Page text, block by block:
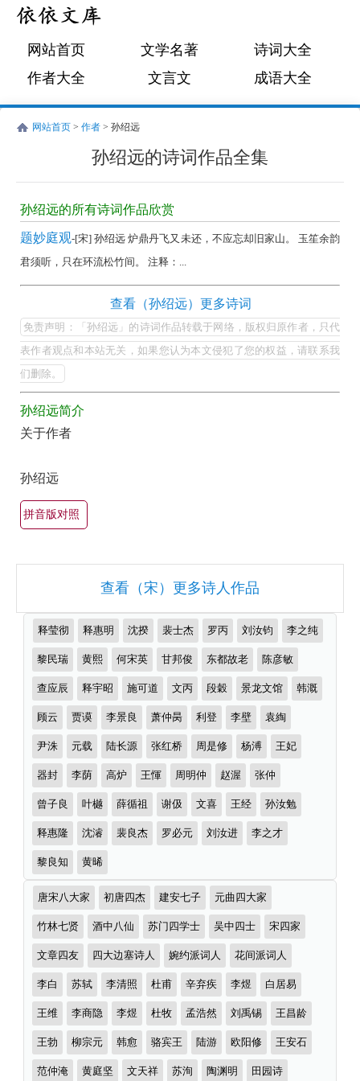
网站首页 文学名著
诗词大全
作者大全
文言文 成语大全
网站首页 > 作者 > 孙绍远
孙绍远的诗词作品全集
孙
绍
远
的
作
品
全
集
欣
（全
部
所
集
古
诗
全
孙绍远的所有诗词作品欣赏
题妙庭观-[宋] 孙绍远 炉鼎丹飞又未还，不应忘却旧家山。 玉笙余韵
君须听，只在环流松竹间。 注释：...
绍
远
的
最
美
最
名
古
诗
（精
首）
查看（孙绍远）更多诗词
免责声明：「孙绍远」的诗词作品转载于网络，版权归原作者，只代
表作者观点和本站无关，如果您认为本文侵犯了您的权益，请联系我
们删除。
孙绍远简介
关于作者
孙绍远
拼音版对照
查看（宋）更多诗人作品
推
荐
作
者
释莹彻 释惠明 沈揆 裴士杰 罗丙 刘汝钧 李之纯
黎民瑞 黄熙 何宋英 甘邦俊 东都故老 陈彦敏
查应辰 释宇昭 施可道 文丙 段穀 景龙文馆 韩溉
顾云 贾谟 李景良 萧仲昺 利登 李壁 袁綯
尹洙 元载 陆长源 张红桥 周是修 杨溥 王妃
器封 李荫 高炉 王惲 周明仲 赵渥 张仲
曾子良 叶樾 薛循祖 谢伋 文喜 王经 孙汝勉
释惠隆 沈濬 裴良杰 罗必元 刘汝进 李之才
黎良知 黄晞
诗
词
分
类
唐宋八大家 初唐四杰 建安七子 元曲四大家
竹林七贤 酒中八仙 苏门四学士 吴中四士 宋四家
文章四友 四大边塞诗人 婉约派词人 花间派词人
李白 苏轼 李清照 杜甫 辛弃疾 李煜 白居易
王维 李商隐 李煜 杜牧 孟浩然 刘禹锡 王昌龄
王勃 柳宗元 韩愈 骆宾王 陆游 欧阳修 王安石
范仲淹 黄庭坚 文天祥 苏洵 陶渊明 田园诗